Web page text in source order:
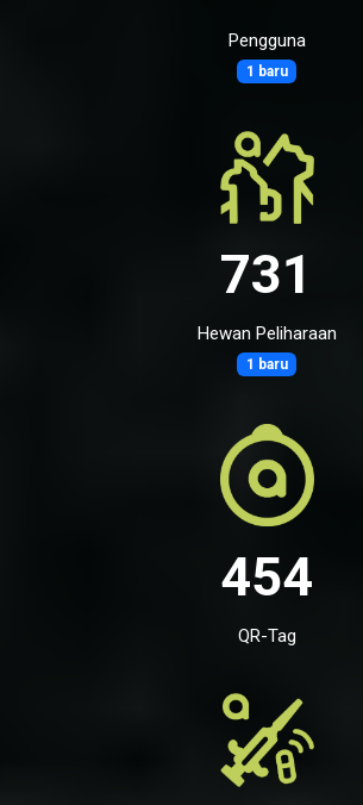
Pengguna
1 baru
731
Hewan Peliharaan
1 baru
454
QR-Tag